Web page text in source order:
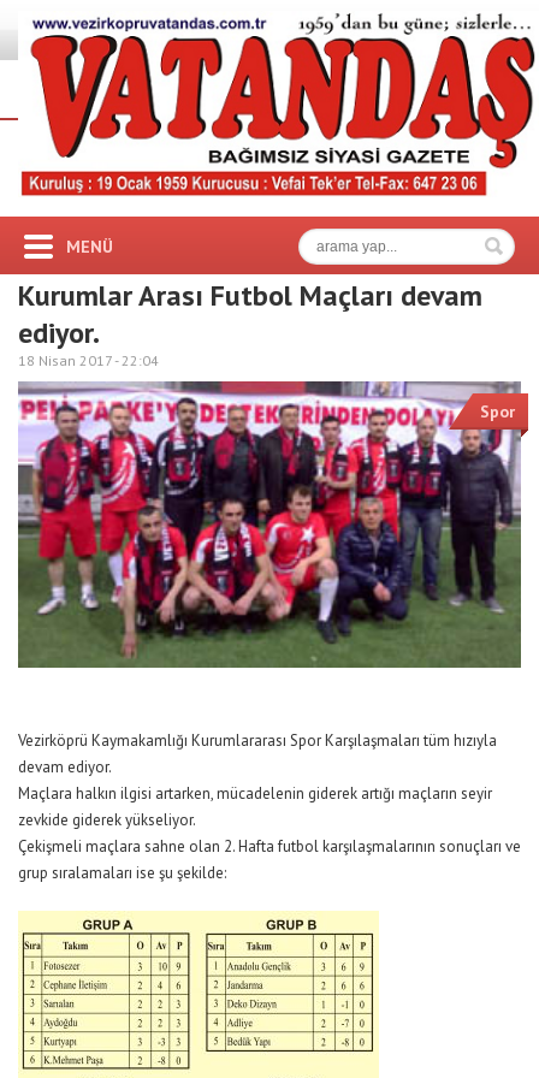
MENÜ
Kurumlar Arası Futbol Maçları devam
ediyor.
18 Nisan 2017 -22:04
Spor
Vezirköprü Kaymakamlığı Kurumlararası Spor Karşılaşmaları tüm hızıyla
devam ediyor.
Maçlara halkın ilgisi artarken, mücadelenin giderek artığı maçların seyir
zevkide giderek yükseliyor.
Çekişmeli maçlara sahne olan 2. Hafta futbol karşılaşmalarının sonuçları ve
grup sıralamaları ise şu şekilde: